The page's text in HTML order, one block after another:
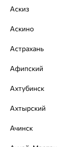
ул. Зегеля, 27/2
8 (800) 250-02-30
© ООО «Ювелирный
На
Аскиз
Аскино
Астрахань
Афипский
Ахтубинск
Ахтырский
Ачинск